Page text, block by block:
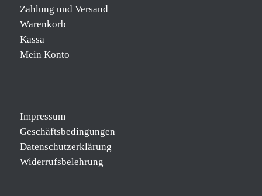
Zahlung und Versand
Warenkorb
Kassa
Mein Konto
Impressum
Geschäftsbedingungen
Datenschutzerklärung
Widerrufsbelehrung